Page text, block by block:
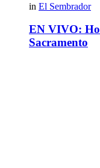
in El Sembrador
EN VIVO:
Sacramento